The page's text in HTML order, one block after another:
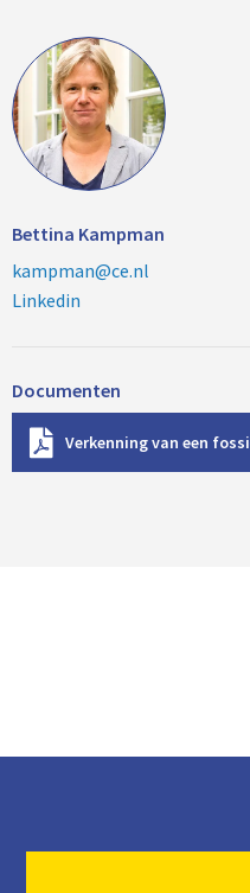
Bettina Kampman
kampman@ce.nl
Linkedin
Documenten
Verkenning van een
w